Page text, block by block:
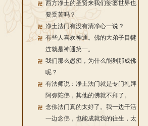
西方净土的圣贤来我们娑婆世界也
要受苦吗？
净土法门有没有清净心一说？
有些人喜欢神通。佛的大弟子目犍
连就是神通第一。
我们那么愚痴，为什么能刹那成佛
呢？
有法师说：净土法门就是专门礼拜
阿弥陀佛，其他的佛就不拜了。
念佛法门真的太好了。我一边干活
一边念佛，也能成就我的往生，太